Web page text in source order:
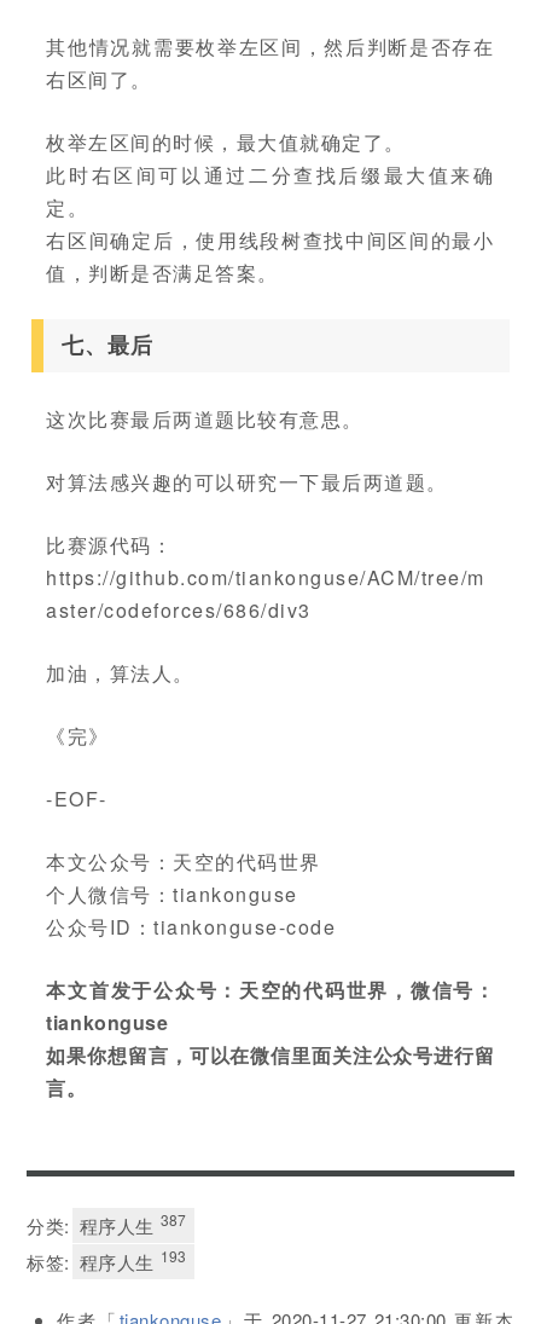
其他情况就需要枚举左区间，然后判断是否存在
右区间了。
枚举左区间的时候，最大值就确定了。
此时右区间可以通过二分查找后缀最大值来确
定。
右区间确定后，使用线段树查找中间区间的最小
值，判断是否满足答案。
七、最后
这次比赛最后两道题比较有意思。
对算法感兴趣的可以研究一下最后两道题。
比赛源代码：
https://github.com/tiankonguse/ACM/tree/m
aster/codeforces/686/div3
加油，算法人。
《完》
-EOF-
本文公众号：天空的代码世界
个人微信号：tiankonguse
公众号ID：tiankonguse-code
本文首发于公众号：天空的代码世界，微信号：
tiankonguse
如果你想留言，可以在微信里面关注公众号进行留
言。
分类: 程序人生 387
标签: 程序人生 193